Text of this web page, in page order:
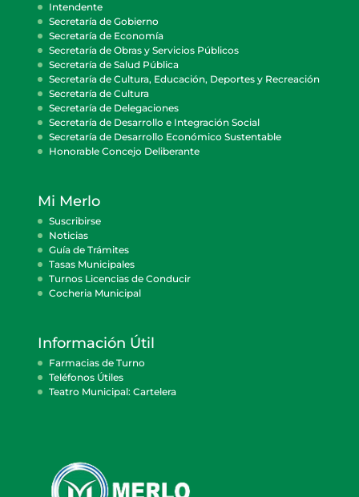
Intendente
Secretaría de Gobierno
Secretaría de Economía
Secretaría de Obras y Servicios Públicos
Secretaría de Salud Pública
Secretaría de Cultura, Educación, Deportes y Recreación
Secretaría de Cultura
Secretaría de Delegaciones
Secretaría de Desarrollo e Integración Social
Secretaría de Desarrollo Económico Sustentable
Honorable Concejo Deliberante
Mi Merlo
Suscribirse
Noticias
Guía de Trámites
Tasas Municipales
Turnos Licencias de Conducir
Cocheria Municipal
Información Útil
Farmacias de Turno
Teléfonos Útiles
Teatro Municipal: Cartelera